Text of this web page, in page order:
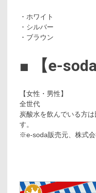
・ホワイト
・シルバー
・ブラウン
■ 【e-
【女性・男性】
全世代
炭酸水を飲んでいる方
す。
※e-soda販売元、株式